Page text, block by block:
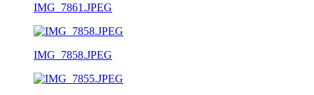
IMG_7861.JPEG
IMG_7858.JPEG